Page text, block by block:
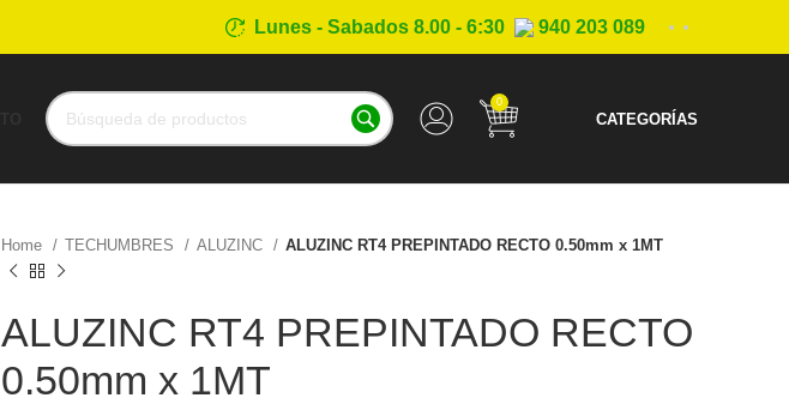
Lunes - Sabados 8.00 - 6:30 940 203 089
0
CATEGORÍAS
Home TECHUMBRES ALUZINC ALUZINC RT4 PREPINTADO RECTO 0.50mm x 1MT
ALUZINC RT4 PREPINTADO RECTO
0.50mm x 1MT